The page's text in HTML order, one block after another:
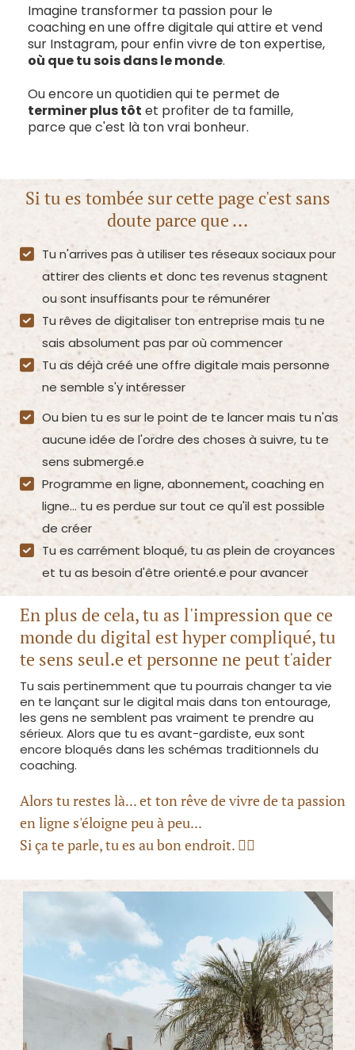
Imagine transformer ta passion pour le
coaching en une offre digitale qui attire et vend
sur Instagram, pour enfin vivre de ton expertise,
où que tu sois dans le monde.
Ou encore un quotidien qui te permet de
terminer plus tôt et profiter de ta famille,
parce que c'est là ton vrai bonheur.
Si tu es tombée sur cette page c'est sans
doute parce que ...
Tu n'arrives pas à utiliser tes réseaux sociaux pour
attirer des clients et donc tes revenus stagnent
ou sont insuffisants pour te rémunérer
Tu rêves de digitaliser ton entreprise mais tu ne
sais absolument pas par où commencer
Tu as déjà créé une offre digitale mais personne
ne semble s'y intéresser
Ou bien tu es sur le point de te lancer mais tu n'as
aucune idée de l'ordre des choses à suivre, tu te
sens submergé.e
Programme en ligne, abonnement, coaching en
ligne... tu es perdue sur tout ce qu'il est possible
de créer
Tu es carrément bloqué, tu as plein de croyances
et tu as besoin d'être orienté.e pour avancer
En plus de cela, tu as l'impression que ce
monde du digital est hyper compliqué, tu
te sens seul.e et personne ne peut t'aider
Tu sais pertinemment que tu pourrais changer ta vie
en te lançant sur le digital mais dans ton entourage,
les gens ne semblent pas vraiment te prendre au
sérieux. Alors que tu es avant-gardiste, eux sont
encore bloqués dans les schémas traditionnels du
coaching.
Alors tu restes là... et ton rêve de vivre de ta passion
en ligne s'éloigne peu à peu...
Si ça te parle, tu es au bon endroit. 👇🏼